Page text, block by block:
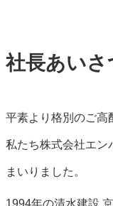
社長あいさ
平素より格別のご高
私たち株式会社エン
まいりました。